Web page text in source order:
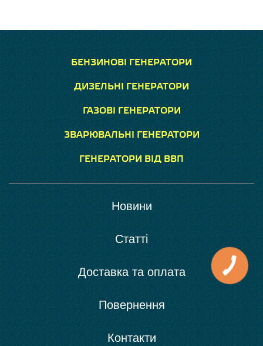
БЕНЗИНОВІ ГЕНЕРАТОРИ
ДИЗЕЛЬНІ ГЕНЕРАТОРИ
ГАЗОВІ ГЕНЕРАТОРИ
ЗВАРЮВАЛЬНІ ГЕНЕРАТОРИ
ГЕНЕРАТОРИ ВІД ВВП
Новини
Статті
Доставка та оплата
Повернення
Контакти